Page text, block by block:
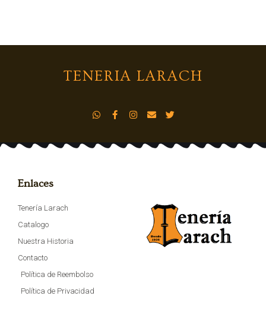
TENERIA LARACH
Enlaces
Tenería Larach
Catalogo
Nuestra Historia
Contacto
Política de Reembolso
Política de Privacidad